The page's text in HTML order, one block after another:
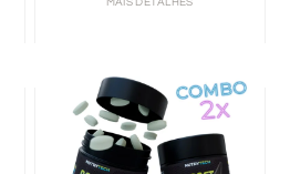
MAIS DETALHES